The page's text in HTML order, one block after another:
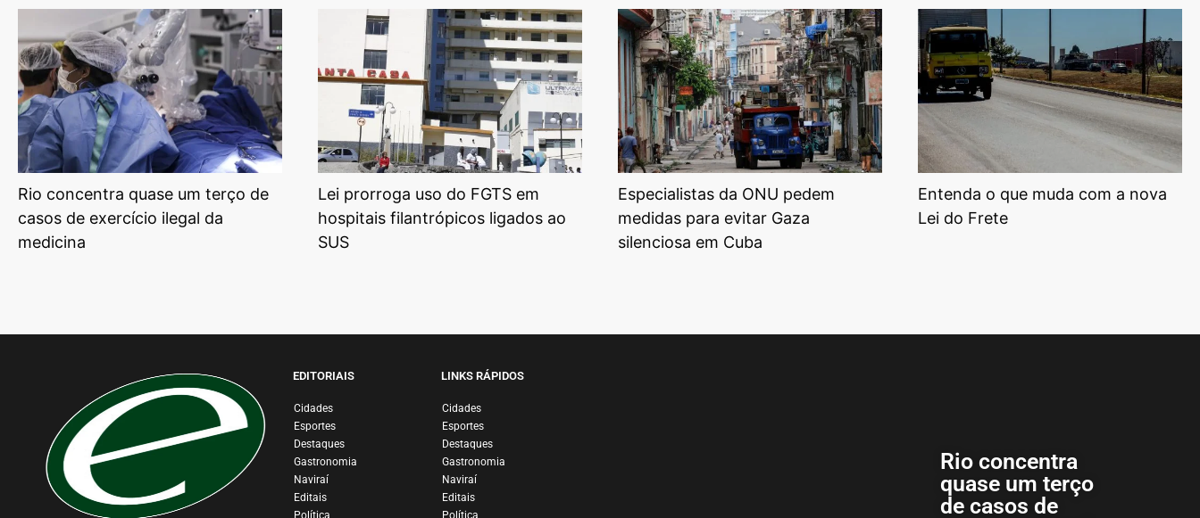
Rio concentra quase um terço de
casos de exercício ilegal da
medicina
Lei prorroga uso do FGTS em
hospitais filantrópicos ligados ao
SUS
Especialistas da ONU pedem
medidas para evitar Gaza
silenciosa em Cuba
Entenda o que muda com a nova
Lei do Frete
EDITORIAIS
Cidades
Esportes
Destaques
Gastronomia
Naviraí
Editais
Política
LINKS RÁPIDOS
Cidades
Esportes
Destaques
Gastronomia
Naviraí
Editais
Política
Rio concentra
quase um terço
de casos de